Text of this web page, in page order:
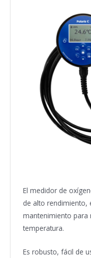
El medidor de
de alto rendimiento,
mantenimiento para
temperatura.
Es robusto, fácil de